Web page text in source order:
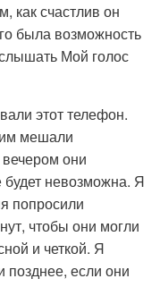
как счастлив он
была возможность
Мой голос
этот телефон.
мешали
они
будет невозможна. Я
попросили
чтобы они могли
и четкой. Я
позднее, если они